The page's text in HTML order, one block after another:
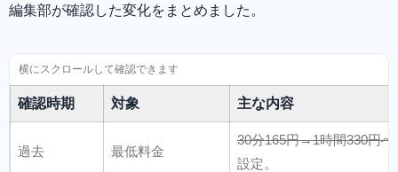
編集部が確認した変化をまとめました。
確認時期 対象 主な内容
過去 最低料金
30分165円→1時間330円へ
設定。